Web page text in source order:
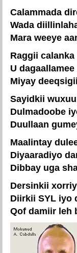
Calammada
Wada
Mara weeye
Raggii
U
Miyay
Sayidkii
Dulmadoobe
Duullaan
Maalintay
Diyaaradiyo
Dibbay uga
Dersinkii
Diirkii SYL iyo
Qof damiir leh